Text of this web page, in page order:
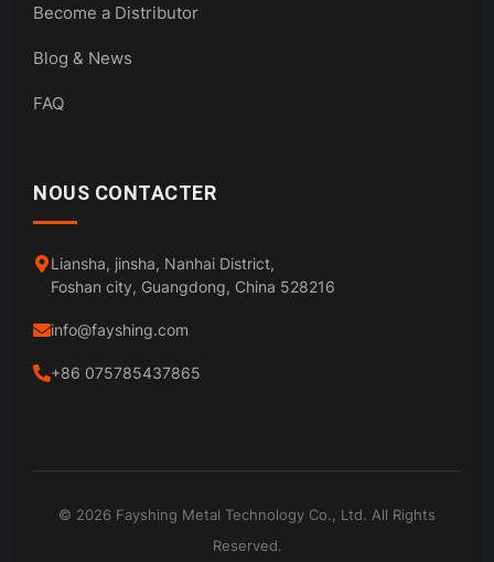
Become a Distributor
Blog & News
FAQ
NOUS CONTACTER
Liansha, jinsha, Nanhai District,
Foshan city, Guangdong, China 528216
info@fayshing.com
+86 075785437865
© 2026 Fayshing Metal Technology Co., Ltd. All Rights
Reserved.